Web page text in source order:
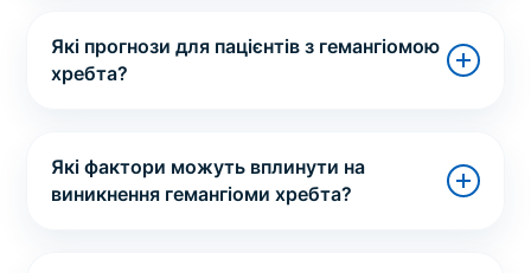
Які прогнози для пацієнтів з гемангіомою
хребта?
Які фактори можуть вплинути на
виникнення гемангіоми хребта?